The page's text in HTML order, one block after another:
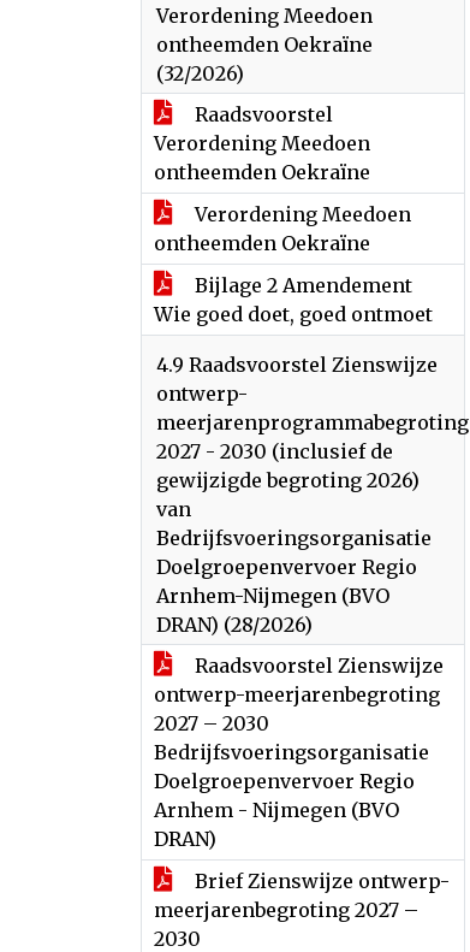
Verordening Meedoen
ontheemden Oekraïne
(32/2026)
Raadsvoorstel
Verordening Meedoen
ontheemden Oekraïne
Verordening Meedoen
ontheemden Oekraïne
Bijlage 2 Amendement
Wie goed doet, goed ontmoet
4.9 Raadsvoorstel Zienswijze
ontwerp-
meerjarenprogrammabegroting
2027 - 2030 (inclusief de
gewijzigde begroting 2026)
van
Bedrijfsvoeringsorganisatie
Doelgroepenvervoer Regio
Arnhem-Nijmegen (BVO
DRAN) (28/2026)
Raadsvoorstel Zienswijze
ontwerp-meerjarenbegroting
2027 – 2030
Bedrijfsvoeringsorganisatie
Doelgroepenvervoer Regio
Arnhem - Nijmegen (BVO
DRAN)
Brief Zienswijze ontwerp-
meerjarenbegroting 2027 –
2030